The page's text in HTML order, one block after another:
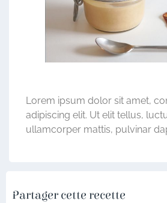
Lorem ipsum dolor sit amet,
adipiscing elit. Ut elit tellus,
ullamcorper mattis, pulvinar
Partager cette recette